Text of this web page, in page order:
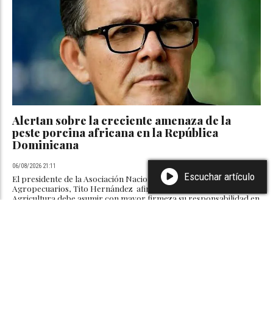
Alertan sobre la creciente amenaza de la
peste porcina africana en la República
Dominicana
06/08/2026 21:11
El presidente de la Asociación Nacional de Profesionales
Agropecuarios, Tito Hernández afirmó que el Ministerio de
Agricultura debe asumir con mayor firmeza su responsabilidad en
Escuchar artículo